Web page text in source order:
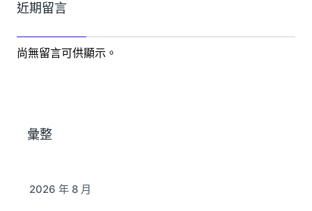
近期留言
尚無留言可供顯示。
彙整
2026 年 8 月